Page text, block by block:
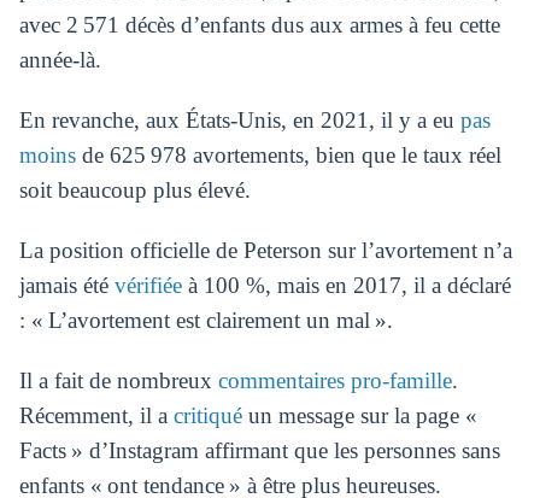
avec 2 571 décès d’enfants dus aux armes à feu cette
année-là.
En revanche, aux États-Unis, en 2021, il y a eu pas
moinsde 625 978 avortements, bien que le taux réel
soit beaucoup plus élevé.
La position officielle de Peterson sur l’avortement n’a
jamais été vérifiéeà 100 %, mais en 2017, il a déclaré
: « L’avortement est clairement un mal ».
Il a fait de nombreux commentaires pro-famille.
Récemment, il a critiquéun message sur la page «
Facts » d’Instagram affirmant que les personnes sans
enfants « ont tendance » à être plus heureuses.